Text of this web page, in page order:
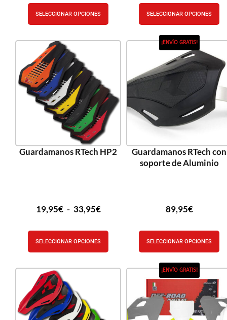
SELECCIONAR OPCIONES SELECCIONAR OPCIONES
Guardamanos RTech HP2
19,95€ - 33,95€
SELECCIONAR OPCIONES
¡ENVÍO GRATIS!
Guardamanos RTech con
soporte de Aluminio
89,95€
SELECCIONAR OPCIONES
¡ENVÍO GRATIS!